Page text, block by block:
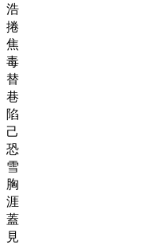
浩
捲
焦
毒
替
巷
陷
己
恐
雪
胸
涯
蓋
見